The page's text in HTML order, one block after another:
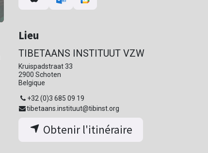
Lieu
TIBETAANS INSTITUUT VZW
Kruispadstraat 33
2900 Schoten
Belgique
+32 (0)3 685 09 19
tibetaans.instituut@tibinst.org
Obtenir l'itinéraire